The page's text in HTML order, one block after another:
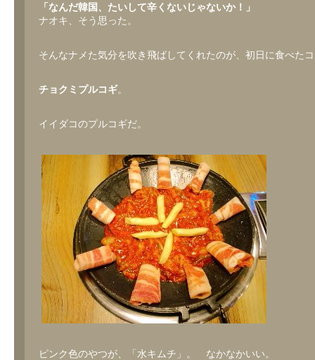
「なんだ韓国、たいして辛くないじゃないか！」
ナオキ、そう思った。
そんなナメた気分を吹き飛ばしてくれたのが、初日に食べた
チョクミプルコギ。
イイダコのプルコギだ。
ピンク色のやつが、「水キムチ」。 なかなかいい。